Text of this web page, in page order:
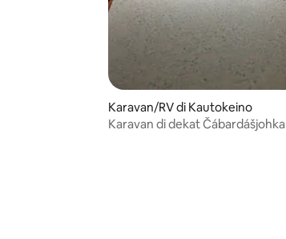
Karavan/RV di Kautokeino
Karavan di dekat Čábardášjohka